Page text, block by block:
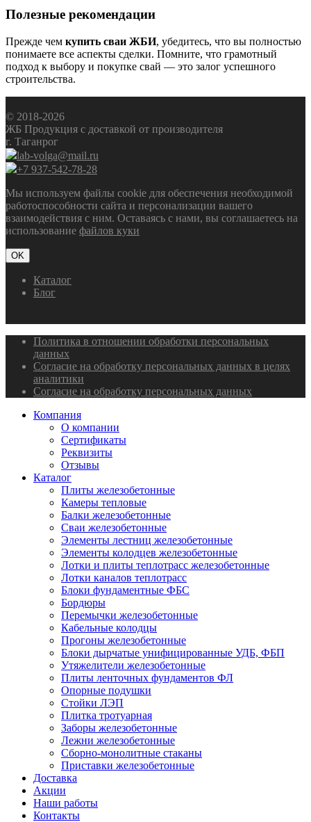
Полезные рекомендации
Прежде чем купить сваи ЖБИ, убедитесь, что вы полностью
понимаете все аспекты сделки. Помните, что грамотный
подход к выбору и покупке свай — это залог успешного
строительства.
© 2018-2026
ЖБ Продукция с доставкой от производителя
г. Таганрог
lab-volga@mail.ru
+7 937-542-78-28
Мы используем файлы cookie для обеспечения необходимой
работоспособности сайта и персонализации вашего
взаимодействия с ним. Оставаясь с нами, вы соглашаетесь на
использование файлов куки
OK
Каталог
Блог
Политика в отношении обработки персональных
данных
Согласие на обработку персональных данных в целях
аналитики
Согласие на обработку персональных данных
Компания
О компании
Сертификаты
Реквизиты
Отзывы
Каталог
Плиты железобетонные
Камеры тепловые
Балки железобетонные
Сваи железобетонные
Элементы лестниц железобетонные
Элементы колодцев железобетонные
Лотки и плиты теплотрасс железобетонные
Лотки каналов теплотрасс
Блоки фундаментные ФБС
Бордюры
Перемычки железобетонные
Кабельные колодцы
Прогоны железобетонные
Блоки дырчатые унифицированные УДБ, ФБП
Утяжелители железобетонные
Плиты ленточных фундаментов ФЛ
Опорные подушки
Стойки ЛЭП
Плитка тротуарная
Заборы железобетонные
Лежни железобетонные
Сборно-монолитные стаканы
Приставки железобетонные
Доставка
Акции
Наши работы
Контакты